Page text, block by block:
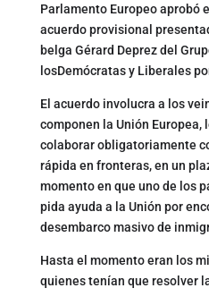
Parlamento Europeo aprobó
acuerdo provisional
belga Gérard Deprez del
losDemócratas y Liberales
El acuerdo involucra a los
componen la Unión Europea,
colaborar obligatoriamente
rápida en fronteras, en un
momento en que uno de los
pida ayuda a la Unión por
desembarco masivo de
Hasta el momento eran los
quienes tenían que resolver